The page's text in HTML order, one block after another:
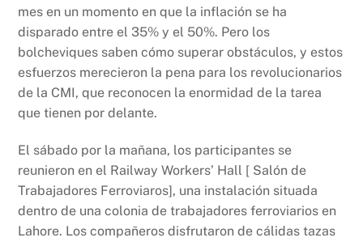
mes en un momento en que la inflación se ha
disparado entre el 35% y el 50%. Pero los
bolcheviques saben cómo superar obstáculos, y estos
esfuerzos merecieron la pena para los revolucionarios
de la CMI, que reconocen la enormidad de la tarea
que tienen por delante.
El sábado por la mañana, los participantes se
reunieron en el Railway Workers’ Hall [ Salón de
Trabajadores Ferroviaros], una instalación situada
dentro de una colonia de trabajadores ferroviarios en
Lahore. Los compañeros disfrutaron de cálidas tazas